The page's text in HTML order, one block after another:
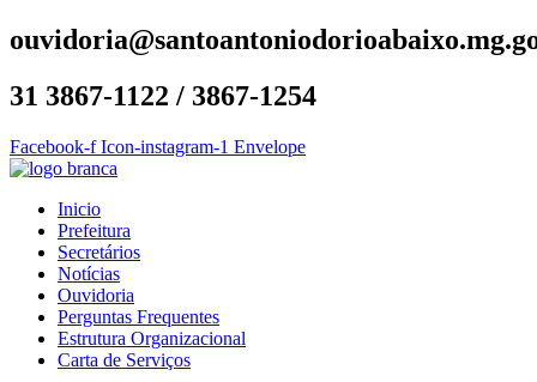
31 3867-1122 / 3867-1254
Facebook-f Icon-instagram-1 Envelope
Inicio
Prefeitura
Secretários
Notícias
Ouvidoria
Perguntas Frequentes
Estrutura Organizacional
Carta de Serviços